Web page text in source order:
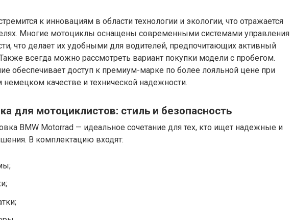
к инновациям в области технологии и экологии, что отражается
Многие мотоциклы оснащены современными системами управления
что делает их удобными для водителей, предпочитающих активный
всегда можно рассмотреть вариант покупки модели с пробегом.
обеспечивает доступ к премиум-марке по более лояльной цене при
немецком качестве и технической надежности.
для мотоциклистов: стиль и безопасность
BMW Motorrad — идеальное сочетание для тех, кто ищет надежные и
В комплектацию входят: